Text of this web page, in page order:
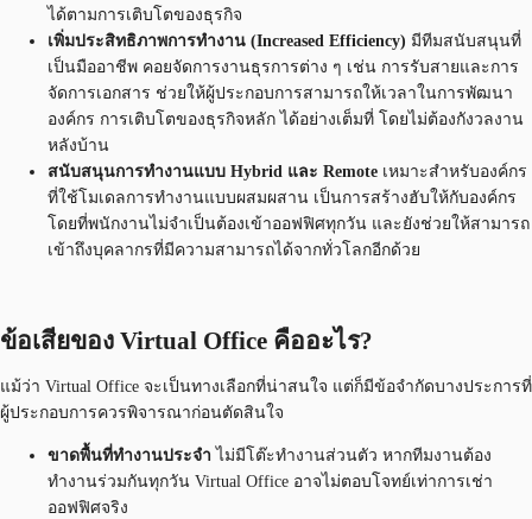
ได้ตามการเติบโตของธุรกิจ
เพิ่มประสิทธิภาพการทำงาน (Increased Efficiency) มีทีมสนับสนุนที่
เป็นมืออาชีพ คอยจัดการงานธุรการต่าง ๆ เช่น การรับสายและการ
จัดการเอกสาร ช่วยให้ผู้ประกอบการสามารถให้เวลาในการพัฒนา
องค์กร การเติบโตของธุรกิจหลัก ได้อย่างเต็มที่ โดยไม่ต้องกังวลงาน
หลังบ้าน
สนับสนุนการทำงานแบบ Hybrid และ Remote เหมาะสำหรับองค์กร
ที่ใช้โมเดลการทำงานแบบผสมผสาน เป็นการสร้างฮับให้กับองค์กร
โดยที่พนักงานไม่จำเป็นต้องเข้าออฟฟิศทุกวัน และยังช่วยให้สามารถ
เข้าถึงบุคลากรที่มีความสามารถได้จากทั่วโลกอีกด้วย
ข้อเสียของ Virtual Office คืออะไร?
แม้ว่า Virtual Office จะเป็นทางเลือกที่น่าสนใจ แต่ก็มีข้อจำกัดบางประการที่
ผู้ประกอบการควรพิจารณาก่อนตัดสินใจ
ขาดพื้นที่ทำงานประจำ ไม่มีโต๊ะทำงานส่วนตัว หากทีมงานต้อง
ทำงานร่วมกันทุกวัน Virtual Office อาจไม่ตอบโจทย์เท่าการเช่า
ออฟฟิศจริง